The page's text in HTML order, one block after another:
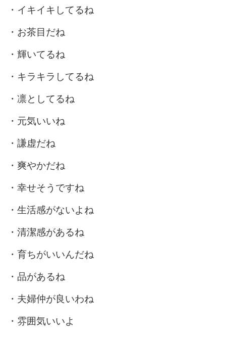
・イキイキしてるね
・お茶目だね
・輝いてるね
・キラキラしてるね
・凛としてるね
・元気いいね
・謙虚だね
・爽やかだね
・幸せそうですね
・生活感がないよね
・清潔感があるね
・育ちがいいんだね
・品があるね
・夫婦仲が良いわね
・雰囲気いいよ